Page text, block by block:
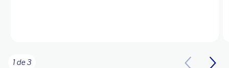
1 de 3